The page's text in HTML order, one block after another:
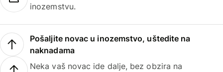
inozemstvu.
Pošaljite novac u inozemstvo, uštedite na
naknadama
Neka vaš novac ide dalje, bez obzira na